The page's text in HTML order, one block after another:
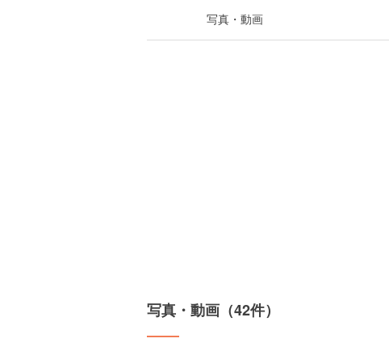
写真・動画
写真・動画（42件）